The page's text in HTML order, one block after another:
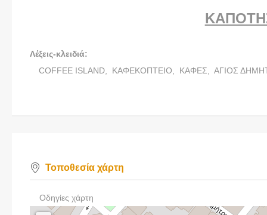
Λέξεις-κλειδιά:
COFFEE ISLAND,
ΚΑΦΕΚΟΠΤΕΙΟ, ΚΑΦΕΣ, ΑΓΙΟΣ
Τοποθεσία χάρτη
Οδηγίες χάρτη